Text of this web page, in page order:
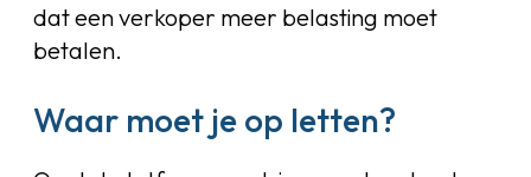
dat een verkoper meer belasting moet
betalen.
Waar moet je op letten?